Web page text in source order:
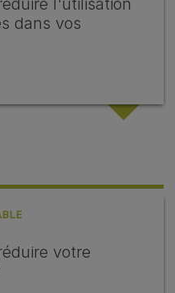
l'utilisation
dans vos
votre